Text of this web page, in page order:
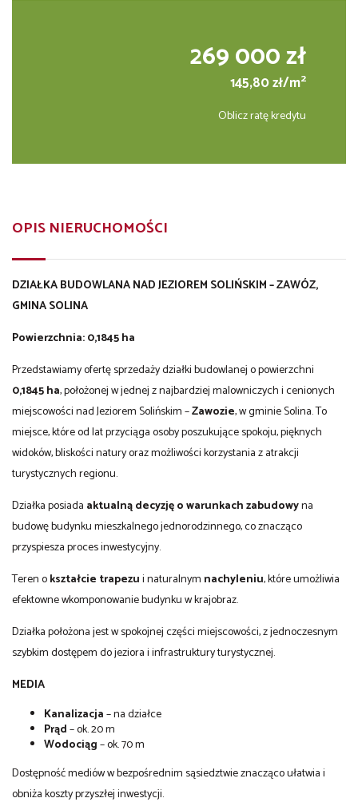
269 000 zł
145,80 zł/m2
Oblicz ratę kredytu
OPIS NIERUCHOMOŚCI
DZIAŁKA BUDOWLANA NAD JEZIOREM SOLIŃSKIM – ZAWÓZ,
GMINA SOLINA
Powierzchnia: 0,1845 ha
Przedstawiamy ofertę sprzedaży działki budowlanej o powierzchni
0,1845 ha, położonej w jednej z najbardziej malowniczych i cenionych
miejscowości nad Jeziorem Solińskim –Zawozie, w gminie Solina. To
miejsce, które od lat przyciąga osoby poszukujące spokoju, pięknych
widoków, bliskości natury oraz możliwości korzystania z atrakcji
turystycznych regionu.
Działka posiada aktualną decyzję o warunkach zabudowyna
budowę budynku mieszkalnego jednorodzinnego, co znacząco
przyspiesza proces inwestycyjny.
Teren okształcie trapezui naturalnym nachyleniu, które umożliwia
efektowne wkomponowanie budynku w krajobraz.
Działka położona jest w spokojnej części miejscowości, z jednoczesnym
szybkim dostępem do jeziora i infrastruktury turystycznej.
MEDIA
Kanalizacja– na działce
Prąd– ok. 20 m
Wodociąg– ok. 70 m
Dostępność mediów w bezpośrednim sąsiedztwie znacząco ułatwia i
obniża koszty przyszłej inwestycji.